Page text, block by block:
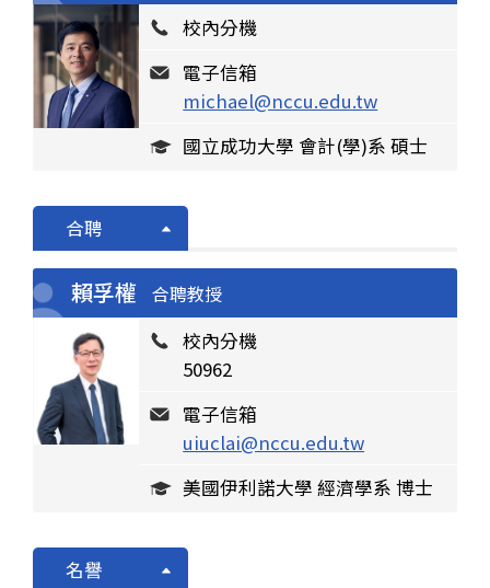
校內分機
電子信箱
michael@nccu.edu.tw
國立成功大學 會計(學)系 碩士
合聘
賴孚權 合聘教授
校內分機
50962
電子信箱
uiuclai@nccu.edu.tw
美國伊利諾大學 經濟學系 博士
名譽